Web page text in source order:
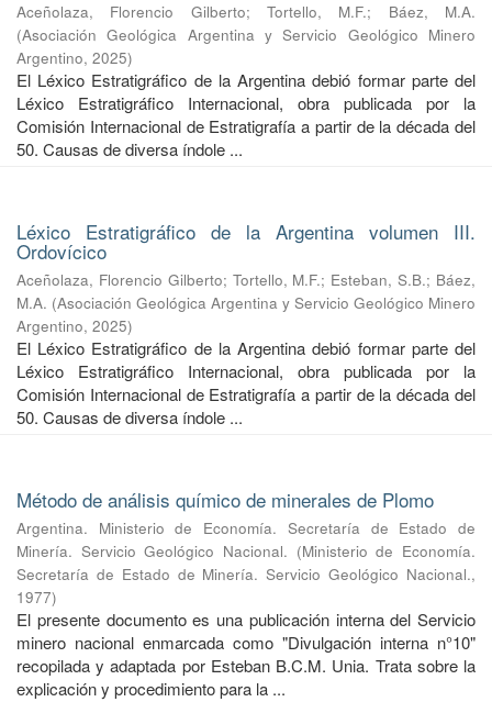
Aceñolaza, Florencio Gilberto;Tortello, M.F.; Báez, M.A.
(Asociación Geológica Argentina y Servicio Geológico Minero
Argentino, 2025)
El Léxico Estratigráfico de la Argentina debió formar parte del
Léxico Estratigráfico Internacional, obra publicada por la
Comisión Internacional de Estratigrafía a partir de la década del
50. Causas de diversa índole ...
Léxico Estratigráfico de la Argentina volumen III.
Ordovícico
Aceñolaza, Florencio Gilberto; Tortello, M.F.; Esteban, S.B.; Báez,
M.A. (Asociación Geológica Argentina y Servicio Geológico Minero
Argentino, 2025)
El Léxico Estratigráfico de la Argentina debió formar parte del
Léxico Estratigráfico Internacional, obra publicada por la
Comisión Internacional de Estratigrafía a partir de la década del
50. Causas de diversa índole ...
Método de análisis químico de minerales de Plomo
Argentina. Ministerio de Economía. Secretaría de Estado de
Minería. Servicio Geológico Nacional. (Ministerio de Economía.
Secretaría de Estado de Minería. Servicio Geológico Nacional.,
1977)
El presente documento es una publicación interna del Servicio
minero nacional enmarcada como "Divulgación interna n°10"
recopilada y adaptada por Esteban B.C.M. Unia. Trata sobre la
explicación y procedimiento para la ...